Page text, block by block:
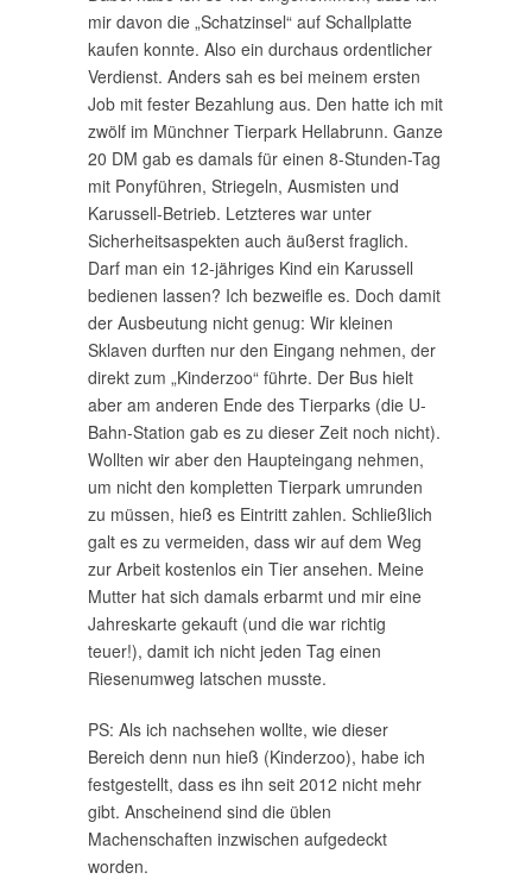
mir davon die „Schatzinsel“ auf Schallplatte
kaufen konnte. Also ein durchaus ordentlicher
Verdienst. Anders sah es bei meinem ersten
Job mit fester Bezahlung aus. Den hatte ich mit
zwölf im Münchner Tierpark Hellabrunn. Ganze
20 DM gab es damals für einen 8-Stunden-Tag
mit Ponyführen, Striegeln, Ausmisten und
Karussell-Betrieb. Letzteres war unter
Sicherheitsaspekten auch äußerst fraglich.
Darf man ein 12-jähriges Kind ein Karussell
bedienen lassen? Ich bezweifle es. Doch damit
der Ausbeutung nicht genug: Wir kleinen
Sklaven durften nur den Eingang nehmen, der
direkt zum „Kinderzoo“ führte. Der Bus hielt
aber am anderen Ende des Tierparks (die U-
Bahn-Station gab es zu dieser Zeit noch nicht).
Wollten wir aber den Haupteingang nehmen,
um nicht den kompletten Tierpark umrunden
zu müssen, hieß es Eintritt zahlen. Schließlich
galt es zu vermeiden, dass wir auf dem Weg
zur Arbeit kostenlos ein Tier ansehen. Meine
Mutter hat sich damals erbarmt und mir eine
Jahreskarte gekauft (und die war richtig
teuer!), damit ich nicht jeden Tag einen
Riesenumweg latschen musste.
PS: Als ich nachsehen wollte, wie dieser
Bereich denn nun hieß (Kinderzoo), habe ich
festgestellt, dass es ihn seit 2012 nicht mehr
gibt. Anscheinend sind die üblen
Machenschaften inzwischen aufgedeckt
worden.